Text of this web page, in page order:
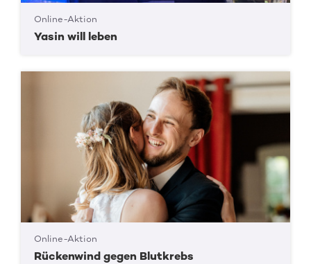
Online-Aktion
Yasin will leben
Online-Aktion
Rückenwind gegen Blutkrebs